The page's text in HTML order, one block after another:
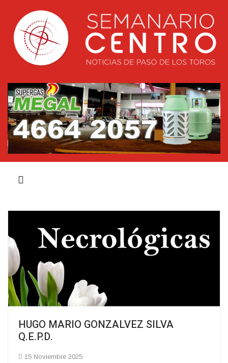
HUGO MARIO GONZALVEZ SILVA
Q.E.P.D.
15 Noviembre 2025